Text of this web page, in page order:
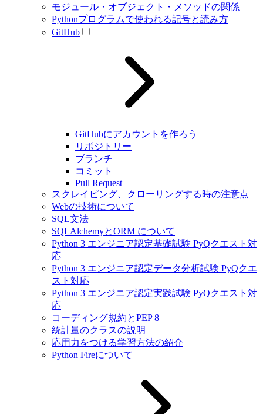
モジュール・オブジェクト・メソッドの関係
Pythonプログラムで使われる記号と読み方
GitHub
GitHubにアカウントを作ろう
リポジトリー
ブランチ
コミット
Pull Request
スクレイピング、クローリングする時の注意点
Webの技術について
SQL文法
SQLAlchemyとORM について
Python 3 エンジニア認定基礎試験 PyQクエスト対
応
Python 3 エンジニア認定データ分析試験 PyQクエ
スト対応
Python 3 エンジニア認定実践試験 PyQクエスト対
応
コーディング規約とPEP 8
統計量のクラスの説明
応用力をつける学習方法の紹介
Python Fireについて